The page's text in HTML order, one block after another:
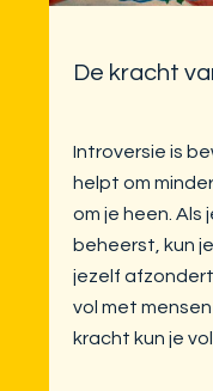
De kracht
Introversie is
helpt om
om je heen. Als
beheerst, kun
jezelf
vol met
kracht kun je